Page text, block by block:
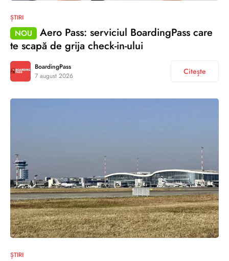
ȘTIRI
NOU
Aero Pass: serviciul BoardingPass care
te scapă de grija check-in-ului
BoardingPass
7 august 2026
Citește
ȘTIRI